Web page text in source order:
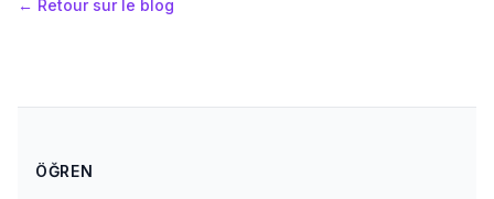
← Retour sur le blog
ÖĞREN